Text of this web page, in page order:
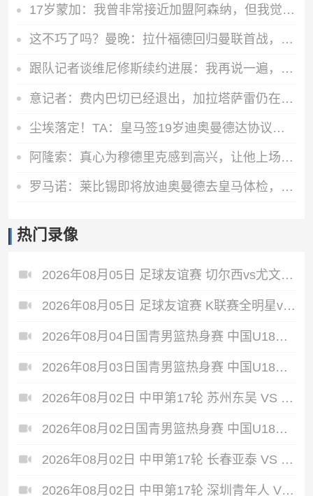
17岁蒙加：我曾非常接近加盟阿森纳，但我觉得自己更适合曼城
这不巧了吗？曼晚：拉什福德回归曼联首战，可能是对阿莫林的米兰
跟队记者谈维尼修斯续约进展：我再说一遍，他要留下来！！！
意记者：费内巴切已经退出，加拉塔萨雷仍在坚持要签下莱奥
尘埃落定！TA：皇马签19岁迪奥曼德达协议！总价最高可达1.4亿欧
阿隆索：真心为穆德里克感到高兴，让他上场是充满情感考量的决定
罗马诺：莱比锡即将放迪奥曼德去皇马体检，完成后会正式签约
热门录像
2026年08月05日 足球友谊赛 切尔西vs尤文图斯 全场录像
2026年08月05日 足球友谊赛 K联赛全明星vs曼城 全场录像
2026年08月04日国青男篮热身赛 中国U18男篮 - 加拿大大卫·安篮球学院 全场录像
2026年08月03日国青男篮热身赛 中国U18男篮 - 韩国东国大学 全场录像
2026年08月02日 中甲第17轮 苏州东吴 VS 梅州客家 全场录像
2026年08月02日国青男篮热身赛 中国U18男篮 - 纽纳华丁闪电队 全场录像
2026年08月02日 中甲第17轮 长春亚泰 VS 石家庄功夫 全场录像
2026年08月02日 中甲第17轮 深圳青年人 VS 无锡吴钩 全场录像